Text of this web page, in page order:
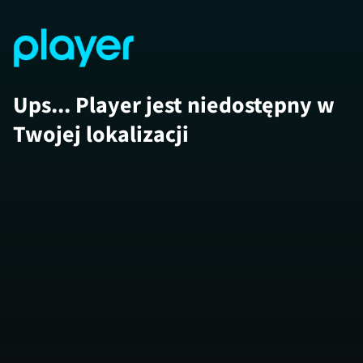
Ups... Player jest niedostępny w
Twojej lokalizacji